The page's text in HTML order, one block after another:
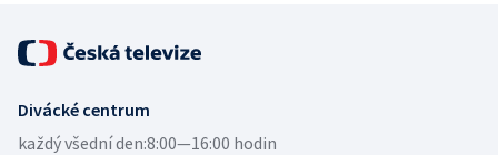
Divácké centrum
každý všední den:8:00—16:00 hodin